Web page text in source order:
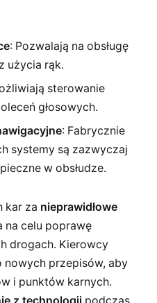
: Pozwalają na obsługę
użycia rąk.
sterowanie
głosowych.
: Fabrycznie
systemy są zazwyczaj
w obsłudze.
kar za nieprawidłowe
na celu poprawę
drogach. Kierowcy
przepisów, aby
i punktów karnych.